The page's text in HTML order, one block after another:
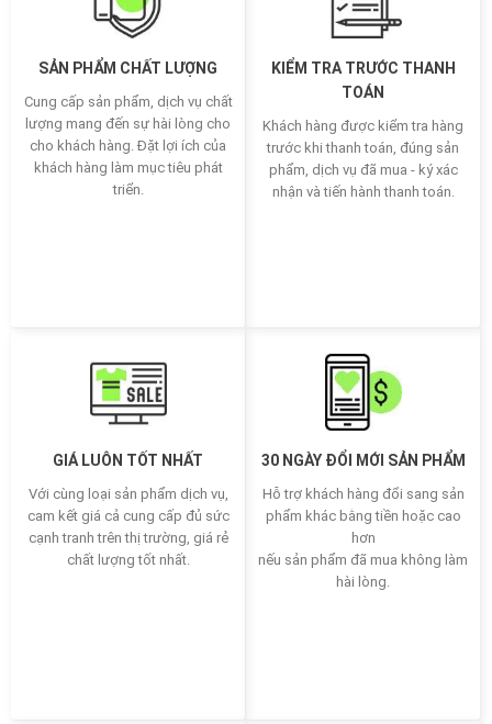
SẢN PHẨM CHẤT LƯỢNG
Cung cấp sản phẩm, dịch vụ chất
lượng mang đến sự hài lòng cho
cho khách hàng. Đặt lợi ích của
khách hàng làm mục tiêu phát
triển.
KIỂM TRA TRƯỚC THANH
TOÁN
Khách hàng được kiểm tra hàng
trước khi thanh toán, đúng sản
phẩm, dịch vụ đã mua - ký xác
nhận và tiến hành thanh toán.
GIÁ LUÔN TỐT NHẤT
Với cùng loại sản phẩm dịch vụ,
cam kết giá cả cung cấp đủ sức
cạnh tranh trên thị trường, giá rẻ
chất lượng tốt nhất.
30 NGÀY ĐỔI MỚI SẢN PHẨM
Hỗ trợ khách hàng đổi sang sản
phẩm khác bằng tiền hoặc cao
hơn
nếu sản phẩm đã mua không làm
hài lòng.